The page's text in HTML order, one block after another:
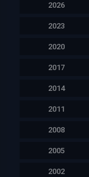
2026
2023
2020
2017
2014
2011
2008
2005
2002